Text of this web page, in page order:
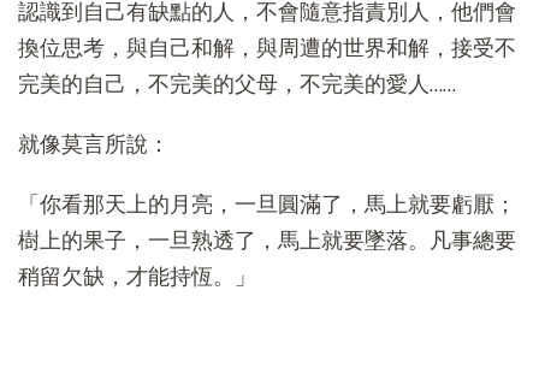
認識到自己有缺點的人，不會隨意指責別人，他們會
換位思考，與自己和解，與周遭的世界和解，接受不
完美的自己，不完美的父母，不完美的愛人……
就像莫言所說：
「你看那天上的月亮，一旦圓滿了，馬上就要虧厭；
樹上的果子，一旦熟透了，馬上就要墜落。凡事總要
稍留欠缺，才能持恆。」